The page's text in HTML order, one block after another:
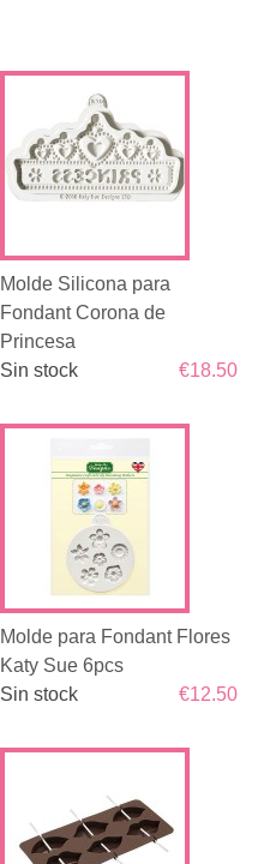
Molde Silicona para
Fondant Corona de
Princesa
€18.50
Sin stock
Molde para Fondant Flores
Katy Sue 6pcs
€12.50
Sin stock